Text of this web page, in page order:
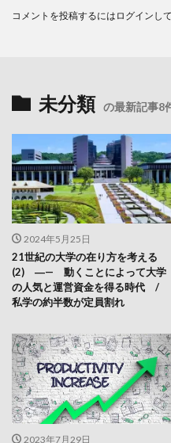
コメントを投稿するには ログイン し
未分類 の最新記事8
2024年5月25日
21世紀の大学の在り方を考える
(2) ―— 動くことによって大学
の人気と運営資金を得る時代 /
私学の約半数が定員割れ
2023年7月29日